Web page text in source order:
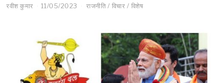
रवीश कुमार 11/05/2023 राजनीति / विचार / विशेष